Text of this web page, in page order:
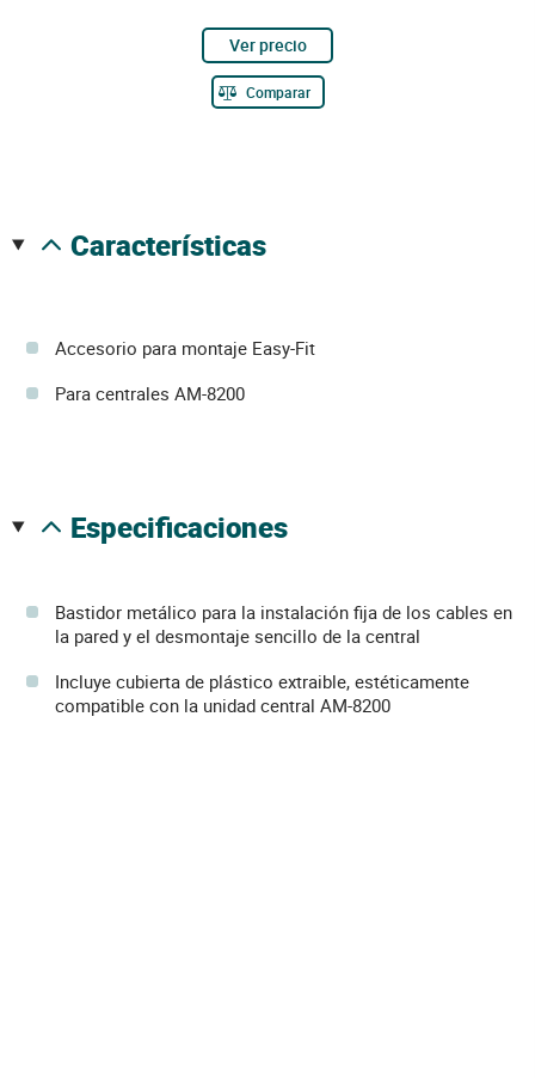
Ver precio
Comparar
características
Accesorio para montaje Easy-Fit
Para centrales AM-8200
especificaciones
Bastidor metálico para la instalación fija de los cables en
la pared y el desmontaje sencillo de la central
Incluye cubierta de plástico extraible, estéticamente
compatible con la unidad central AM-8200